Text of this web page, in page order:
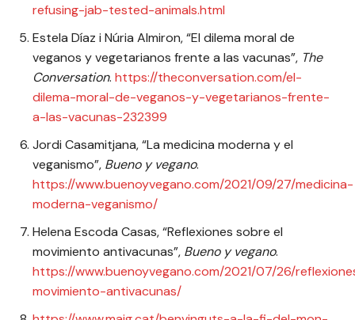
refusing-jab-tested-animals.html
Estela Díaz i Núria Almiron, “El dilema moral de
veganos y vegetarianos frente a las vacunas”, The
Conversation. https://theconversation.com/el-
dilema-moral-de-veganos-y-vegetarianos-frente-
a-las-vacunas-232399
Jordi Casamitjana, “La medicina moderna y el
veganismo”, Bueno y vegano.
https://www.buenoyvegano.com/2021/09/27/medicina-
moderna-veganismo/
Helena Escoda Casas, “Reflexiones sobre el
movimiento antivacunas”, Bueno y vegano.
https://www.buenoyvegano.com/2021/07/26/
movimiento-antivacunas/